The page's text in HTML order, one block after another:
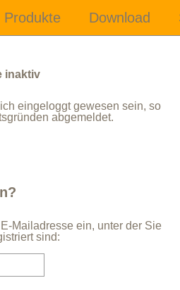
inaktiv
eingeloggt gewesen sein, so
abgemeldet.
Mailadresse ein, unter der Sie
sind: